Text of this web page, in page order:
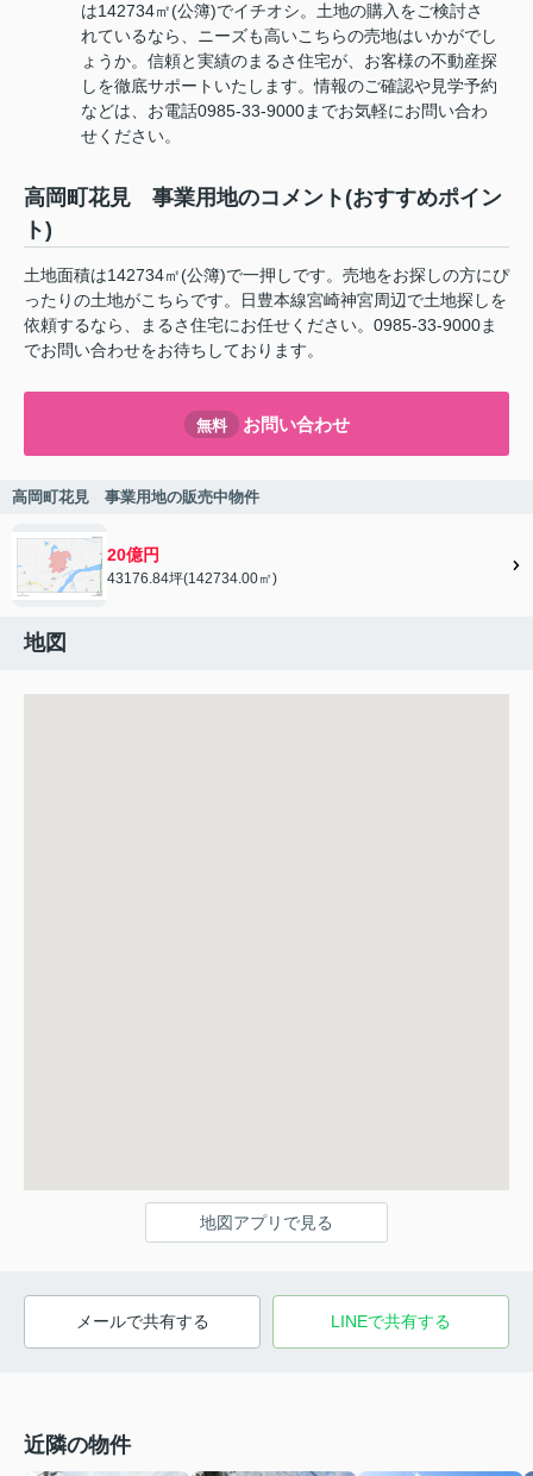
は142734㎡(公簿)でイチオシ。土地の購入をご検討さ
れているなら、ニーズも高いこちらの売地はいかがでし
ょうか。信頼と実績のまるさ住宅が、お客様の不動産探
しを徹底サポートいたします。情報のご確認や見学予約
などは、お電話0985-33-9000までお気軽にお問い合わ
せください。
高岡町花見 事業用地のコメント(おすすめポイン
ト)
土地面積は142734㎡(公簿)で一押しです。売地をお探しの方にぴ
ったりの土地がこちらです。日豊本線宮崎神宮周辺で土地探しを
依頼するなら、まるさ住宅にお任せください。0985-33-9000ま
でお問い合わせをお待ちしております。
無料 お問い合わせ
高岡町花見 事業用地の販売中物件
20億円
43176.84坪(142734.00㎡)
地図
地図アプリで見る
メールで共有する LINEで共有する
近隣の物件